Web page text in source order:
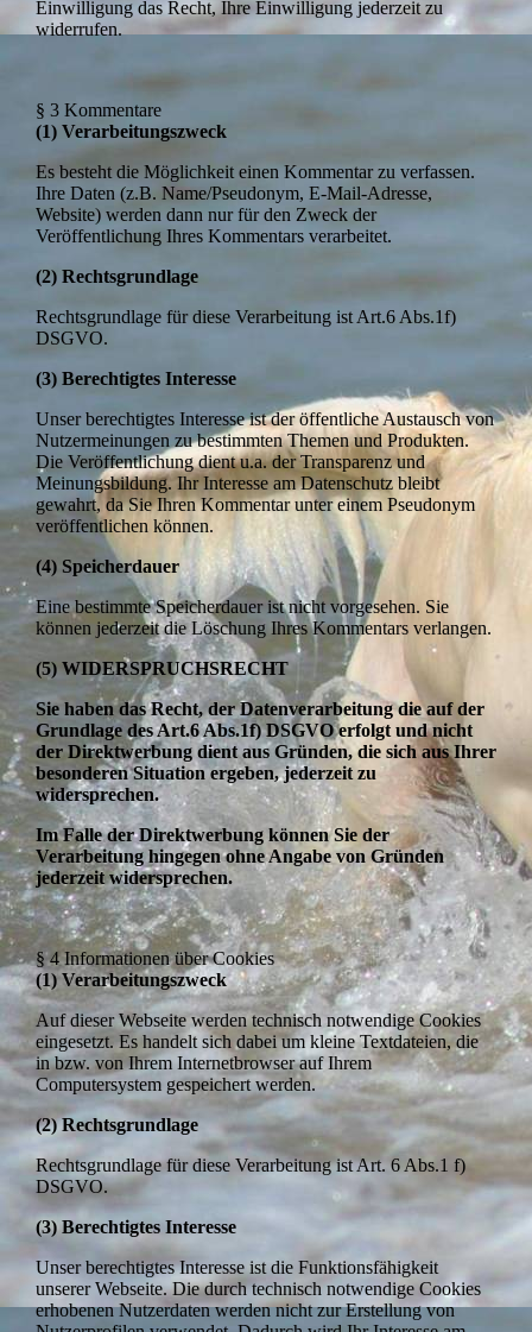
Einwilligung das Recht, Ihre Einwilligung jederzeit zu
widerrufen.
§ 3 Kommentare
(1) Verarbeitungszweck
Es besteht die Möglichkeit einen Kommentar zu verfassen.
Ihre Daten (z.B. Name/Pseudonym, E-Mail-Adresse,
Website) werden dann nur für den Zweck der
Veröffentlichung Ihres Kommentars verarbeitet.
(2) Rechtsgrundlage
Rechtsgrundlage für diese Verarbeitung ist Art.6 Abs.1f)
DSGVO.
(3) Berechtigtes Interesse
Unser berechtigtes Interesse ist der öffentliche Austausch von
Nutzermeinungen zu bestimmten Themen und Produkten.
Die Veröffentlichung dient u.a. der Transparenz und
Meinungsbildung. Ihr Interesse am Datenschutz bleibt
gewahrt, da Sie Ihren Kommentar unter einem Pseudonym
veröffentlichen können.
(4) Speicherdauer
Eine bestimmte Speicherdauer ist nicht vorgesehen. Sie
können jederzeit die Löschung Ihres Kommentars verlangen.
(5)WIDERSPRUCHSRECHT
Sie haben das Recht, der Datenverarbeitung die auf der
Grundlage des Art.6 Abs.1f) DSGVO erfolgt und nicht
der Direktwerbung dient aus Gründen, die sich aus Ihrer
besonderen Situation ergeben, jederzeit zu
widersprechen.
Im Falle der Direktwerbung können Sie der
Verarbeitung hingegen ohne Angabe von Gründen
jederzeit widersprechen.
§ 4 Informationen über Cookies
(1) Verarbeitungszweck
Auf dieser Webseite werden technisch notwendige Cookies
eingesetzt. Es handelt sich dabei um kleine Textdateien, die
in bzw. von Ihrem Internetbrowser auf Ihrem
Computersystem gespeichert werden.
(2) Rechtsgrundlage
Rechtsgrundlage für diese Verarbeitung ist Art. 6 Abs.1 f)
DSGVO.
(3) Berechtigtes Interesse
Unser berechtigtes Interesse ist die Funktionsfähigkeit
unserer Webseite. Die durch technisch notwendige Cookies
erhobenen Nutzerdaten werden nicht zur Erstellung von